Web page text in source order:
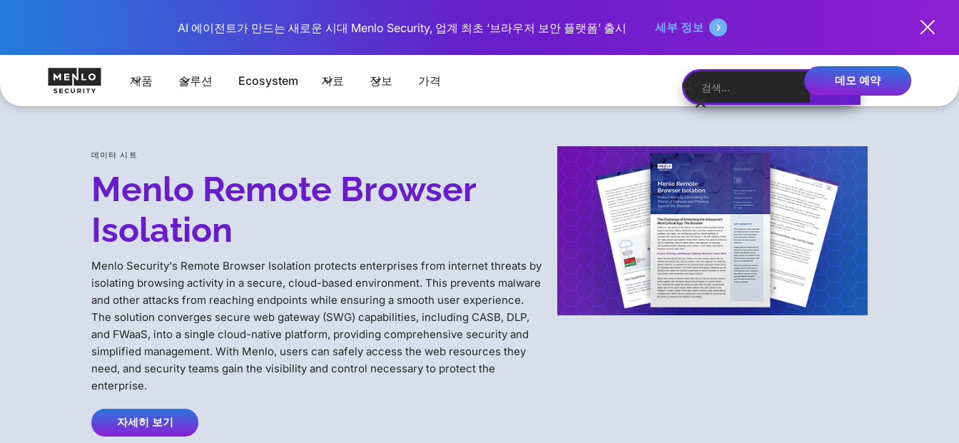
AI 에이전트가 만드는 새로운 시대 Menlo Security, 업계 최초 ‘브라우저 보안 플랫폼’ 출시 세부 정보
제품 솔루션 Ecosystem 자료 정보 가격 데모 예약
데이터 시트
Menlo Remote Browser
Isolation
Menlo Security's Remote Browser Isolation protects enterprises from internet threats by
isolating browsing activity in a secure, cloud-based environment. This prevents malware
and other attacks from reaching endpoints while ensuring a smooth user experience.
The solution converges secure web gateway (SWG) capabilities, including CASB, DLP,
and FWaaS, into a single cloud-native platform, providing comprehensive security and
simplified management. With Menlo, users can safely access the web resources they
need, and security teams gain the visibility and control necessary to protect the
enterprise.
자세히 보기